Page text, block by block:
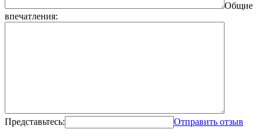
Общие
впечатления:
Представьтесь: Отправить отзыв